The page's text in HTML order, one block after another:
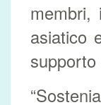
asiatico
supporto